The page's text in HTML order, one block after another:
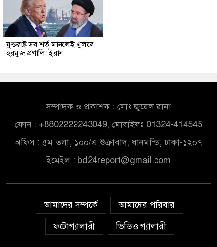
যুক্তরাষ্ট্র সব শর্ত মানলেই খুলবে
হরমুজ প্রণালি: ইরান
সম্পাদক ও প্রকাশক : মোঃ জুয়েল রানা
ফোন : +8802222243049, মোবাইলঃ 01324-414545
অফিস : ৫ম তলা, ১০০/এ শুক্রাবাদ, ধানমন্ডি, ঢাকা-১২০৭
ইমেইল : bd24report@gmail.com
আমাদের সম্পর্কে
আমাদের পরিবার
ফটোগ্যালারী
ভিডিও গ্যালারী